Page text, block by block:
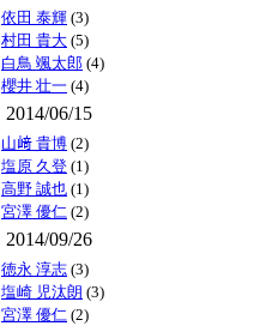
依田 泰輝 (3)
村田 貴大 (5)
白鳥 颯太郎 (4)
櫻井 壮一 (4)
2014/06/15
山﨑 貴博 (2)
塩原 久登 (1)
高野 誠也 (1)
宮澤 優仁 (2)
2014/09/26
徳永 淳志 (3)
塩崎 児汰朗 (3)
宮澤 優仁 (2)